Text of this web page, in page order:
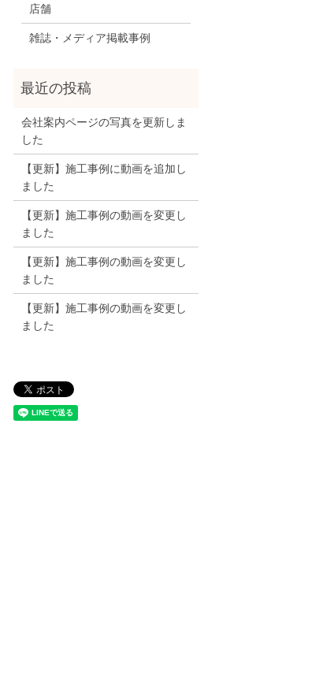
店舗
雑誌・メディア掲載事例
会社案内ページの写真を更新しま
した
【更新】施工事例に動画を追加し
ました
【更新】施工事例の動画を変更し
ました
【更新】施工事例の動画を変更し
ました
【更新】施工事例の動画を変更し
ました